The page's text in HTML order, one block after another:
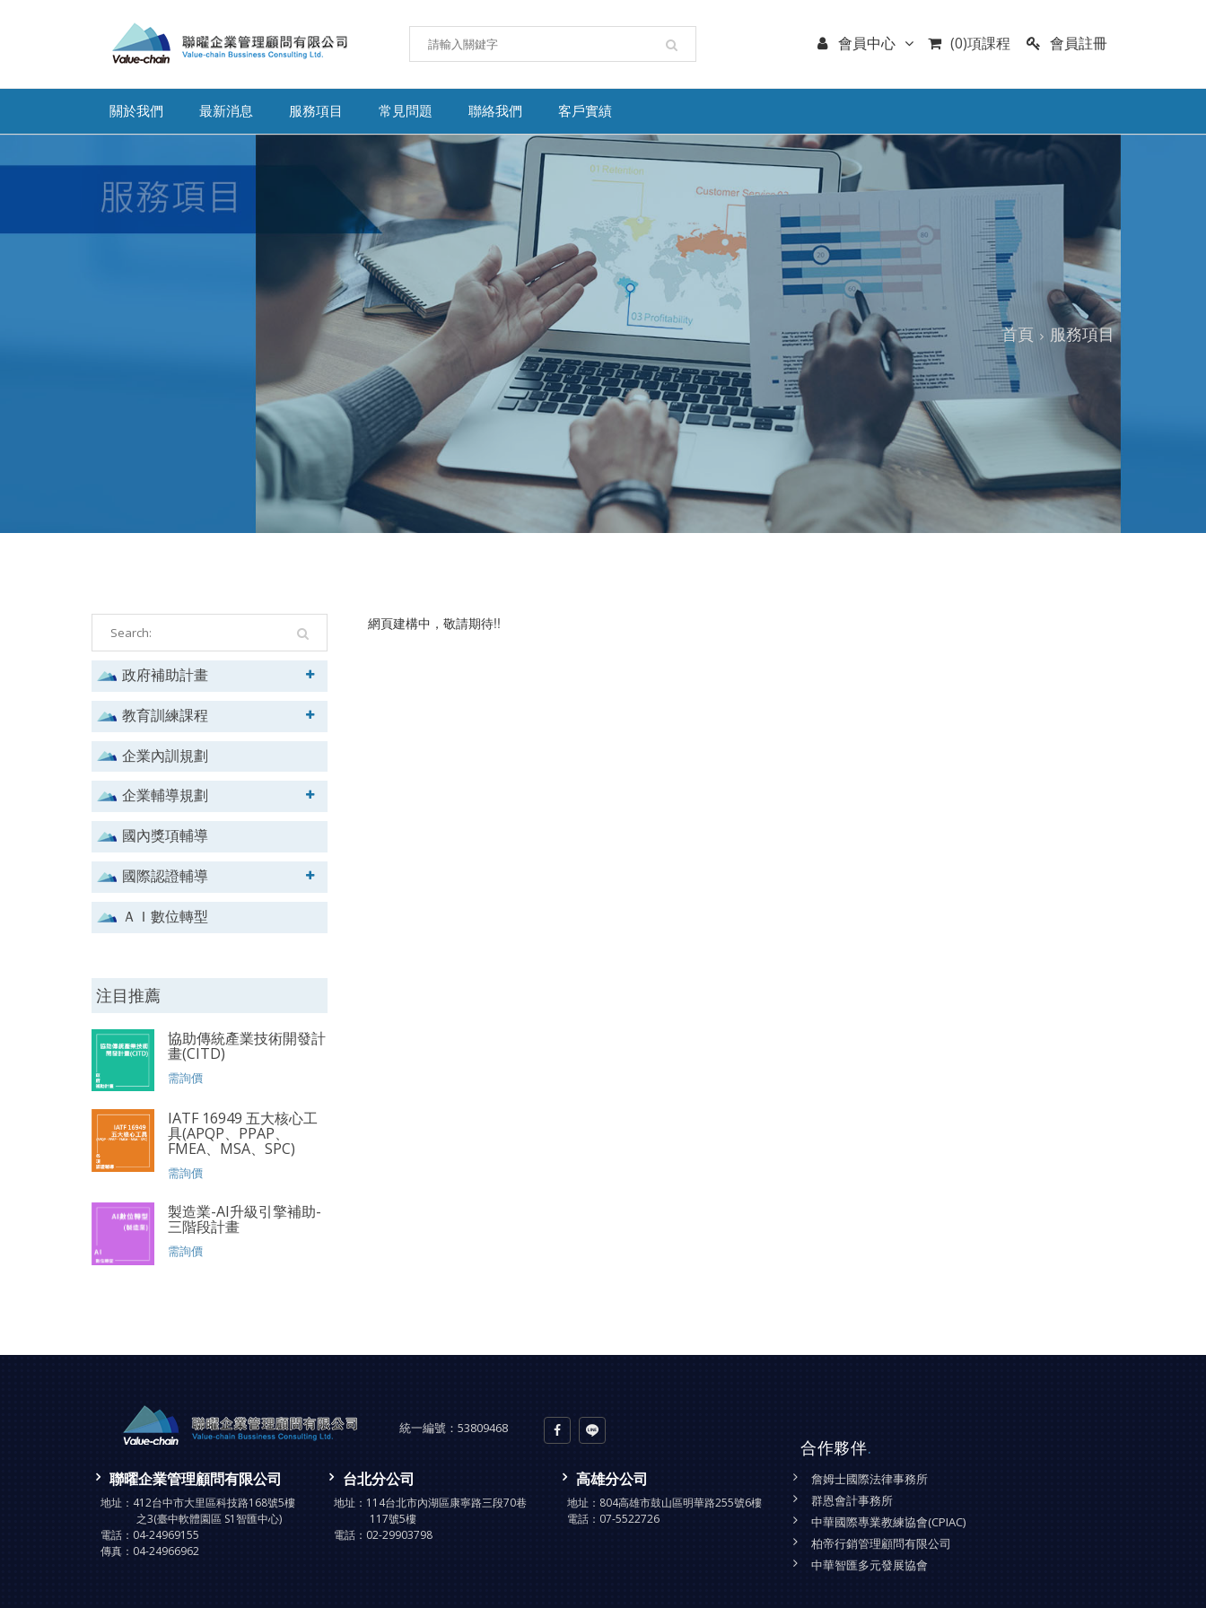
會員註冊
(0)項課程
會員中心
關於我們 最新消息 服務項目 常見問題 聯絡我們 客戶實績
首頁 服務項目
網頁建構中，敬請期待!!
政府補助計畫
教育訓練課程
企業內訓規劃
企業輔導規劃
國內獎項輔導
國際認證輔導
ＡＩ數位轉型
注目推薦
協助傳統產業技術開發計
畫(CITD)
需詢價
IATF 16949 五大核心工
具(APQP、PPAP、
FMEA、MSA、SPC)
需詢價
製造業-AI升級引擎補助-
三階段計畫
需詢價
統一編號： 53809468
聯曜企業管理顧問有限公司
地址： 412台中市大里區科技路168號5樓
之3(臺中軟體園區 S1智匯中心)
電話： 04-24969155
傳真： 04-24966962
台北分公司
地址： 114台北市內湖區康寧路三段70巷
117號5樓
電話： 02-29903798
高雄分公司
地址： 804高雄市鼓山區明華路255號6樓
電話： 07-5522726
合作夥伴.
詹姆士國際法律事務所
群恩會計事務所
中華國際專業教練協會(CPIAC)
柏帝行銷管理顧問有限公司
中華智匯多元發展協會